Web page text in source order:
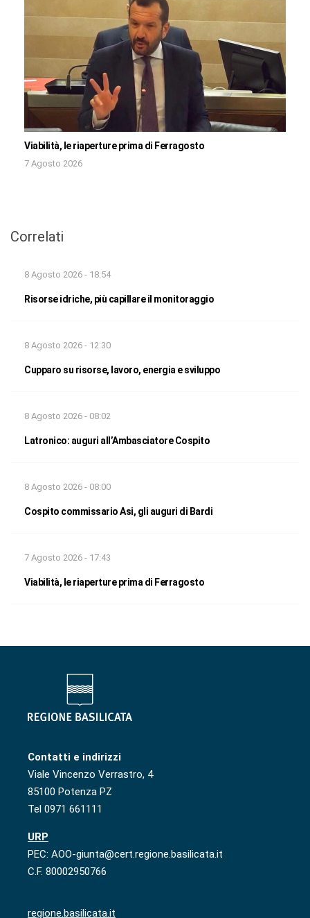
Viabilità, le riaperture prima di Ferragosto
7 Agosto 2026
Correlati
8 Agosto 2026 - 18:54
Risorse idriche, più capillare il monitoraggio
8 Agosto 2026 - 12:30
Cupparo su risorse, lavoro, energia e sviluppo
8 Agosto 2026 - 08:02
Latronico: auguri all’Ambasciatore Cospito
8 Agosto 2026 - 08:00
Cospito commissario Asi, gli auguri di Bardi
7 Agosto 2026 - 17:43
Viabilità, le riaperture prima di Ferragosto
Contatti e indirizzi
Viale Vincenzo Verrastro, 4
85100 Potenza PZ
Tel 0971 661111
URP
PEC: AOO-giunta@cert.regione.basilicata.it
C.F. 80002950766
regione.basilicata.it